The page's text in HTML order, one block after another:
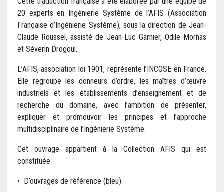
20 experts en Ingénierie Système de l’AFIS (Association
Française d’Ingénierie Système), sous la direction de Jean-
Claude Roussel, assisté de Jean-Luc Garnier, Odile Mornas
et Séverin Drogoul.
L’AFIS, association loi 1901, représente l’INCOSE en France.
Elle regroupe les donneurs d’ordre, les maîtres d’œuvre
industriels et les établissements d’enseignement et de
recherche du domaine, avec l’ambition de présenter,
expliquer et promouvoir les principes et l’approche
multidisciplinaire de l’Ingénierie Système.
Cet ouvrage appartient à la Collection AFIS qui est
constituée :
• D’ouvrages de référence (bleu).